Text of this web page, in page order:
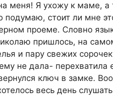
Я ухожу к маме, а
подумаю, стоит ли мне
проеме. Словно
пришлось, на
и пару свежих
не дала- перехватила
ключ в замке.
весь день